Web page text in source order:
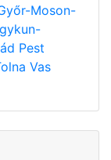
Moson-
Pest
Vas